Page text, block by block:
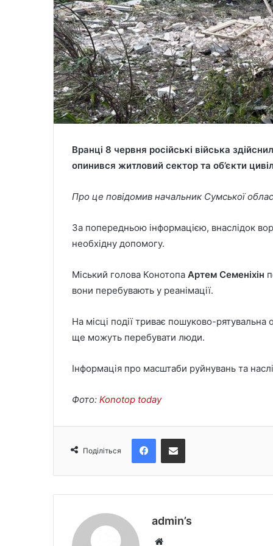
Вранці 8 червня російські війська
опинився житловий сектор та об’єкти
Про це повідомив начальник Сумської
За попередньою інформацією, внаслідок
необхідну допомогу.
Міський голова Конотопа Артем Семеніхін
вони перебувають у реанімації.
На місці події триває пошуково-
ще можуть перебувати люди.
Інформація про масштаби руйнувань та
Фото: Konotop today
Поділіться
admin’s